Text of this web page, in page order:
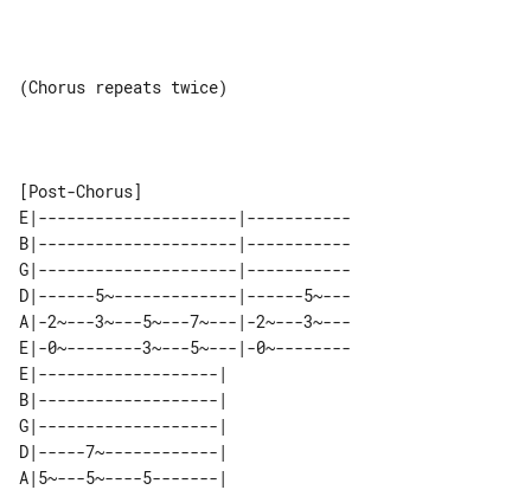
(Chorus repeats twice)
E|---------------------|-----------
B|---------------------|-----------
G|---------------------|-----------
D|------5~-------------|------5~---
A|-2~---3~---5~---7~---|-2~---3~---
E|-0~--------3~---5~---|-0~--------
E|-------------------|
B|-------------------|
G|-------------------|
D|-----7~------------|
A|5~---5~----5-------|